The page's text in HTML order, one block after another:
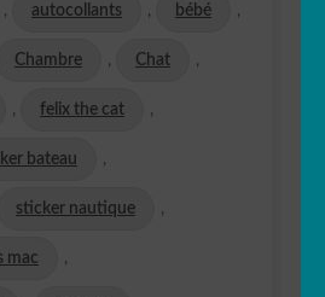
, autocollants , bébé ,
Chambre , Chat ,
, felix the cat ,
bateau ,
sticker nautique ,
mac ,